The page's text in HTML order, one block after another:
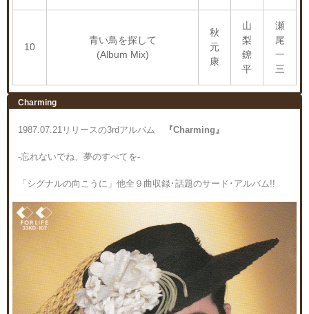
10
青い鳥を探して
(Album Mix)
秋
元
康
山
梨
鐐
平
瀬
尾
一
三
Charming
1987.07.21リリースの3rdアルバム 『Charming』
-忘れないでね、夢のすべてを-
「シグナルの向こうに」他全９曲収録･話題のサード･アルバム!!